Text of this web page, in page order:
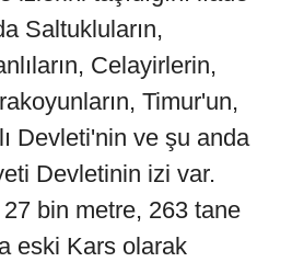
Saltukluların,
Celayirlerin,
Timur'un,
Devleti'nin ve şu anda
Devletinin izi var.
bin metre, 263 tane
eski Kars olarak